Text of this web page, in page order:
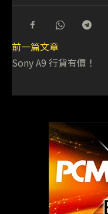
前一篇文章
Sony A9 行貨有價！